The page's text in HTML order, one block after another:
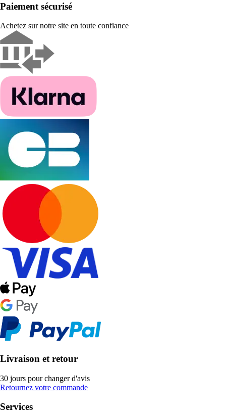
Paiement sécurisé
Achetez sur notre site en toute confiance
Livraison et retour
30 jours pour changer d'avis
Retournez votre commande
Services